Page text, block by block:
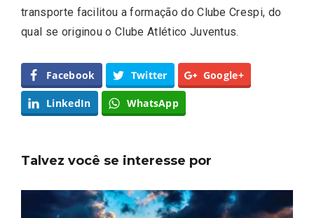
transporte facilitou a formação do Clube Crespi, do
qual se originou o Clube Atlético Juventus.
Facebook Twitter Google+
LinkedIn WhatsApp
Talvez você se interesse por